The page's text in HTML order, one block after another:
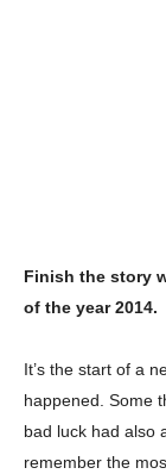
Finish the story
of the year 2014.
It’s the start of a
happened. Some
bad luck had also
remember the